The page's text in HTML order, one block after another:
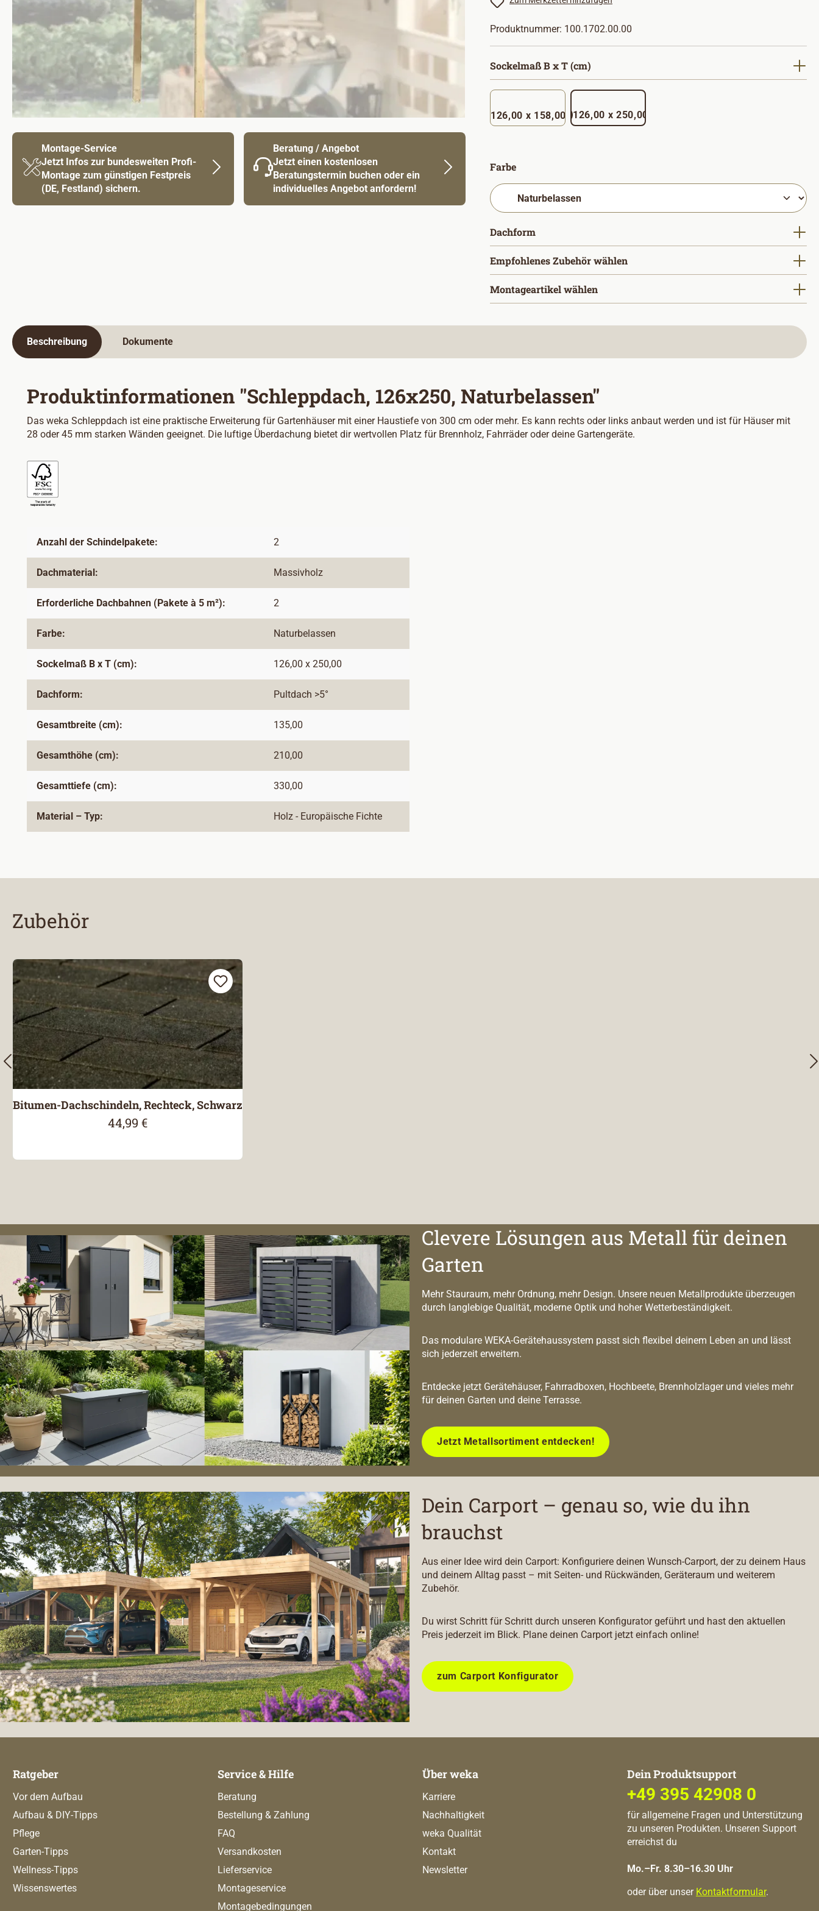
Montage-Service
Jetzt Infos zur bundesweiten Profi-
Montage zum günstigen Festpreis
(DE, Festland) sichern.
Beratung / Angebot
Jetzt einen kostenlosen
Beratungstermin buchen oder ein
individuelles Angebot anfordern!
Produktnummer: 100.1702.00.00
Sockelmaß B x T (cm)
126,00 x 158,00 126,00 x 250,00
Farbeauswählen
Dachform
Empfohlenes Zubehör wählen
Montageartikel wählen
Beschreibung Dokumente
Produktinformationen "Schleppdach, 126x250, Naturbelassen"
Das weka Schleppdach ist eine praktische Erweiterung für Gartenhäuser mit einer Haustiefe von 300 cm oder mehr. Es kann rechts oder links anbaut werden und ist für Häuser mit
28 oder 45 mm starken Wänden geeignet. Die luftige Überdachung bietet dir wertvollen Platz für Brennholz, Fahrräder oder deine Gartengeräte.
Anzahl der Schindelpakete: 2
Dachmaterial: Massivholz
Erforderliche Dachbahnen (Pakete à 5 m²): 2
Farbe: Naturbelassen
Sockelmaß B x T (cm): 126,00 x 250,00
Dachform: Pultdach >5°
Gesamtbreite (cm): 135,00
Gesamthöhe (cm): 210,00
Gesamttiefe (cm): 330,00
Material – Typ: Holz - Europäische Fichte
Zubehör
Bitumen-Dachschindeln, Rechteck, Schwarz
Regulärer Preis:
44,99 €
Clevere Lösungen aus Metall für deinen
Garten
Mehr Stauraum, mehr Ordnung, mehr Design. Unsere neuen Metallprodukte überzeugen
durch langlebige Qualität, moderne Optik und hoher Wetterbeständigkeit.
Das modulare WEKA-Gerätehaussystem passt sich flexibel deinem Leben an und lässt
sich jederzeit erweitern.
Entdecke jetzt Gerätehäuser, Fahrradboxen, Hochbeete, Brennholzlager und vieles mehr
für deinen Garten und deine Terrasse.
Jetzt Metallsortiment entdecken!
Dein Carport – genau so, wie du ihn
brauchst
Aus einer Idee wird dein Carport: Konfiguriere deinen Wunsch-Carport, der zu deinem Haus
und deinem Alltag passt – mit Seiten- und Rückwänden, Geräteraum und weiterem
Zubehör.
Du wirst Schritt für Schritt durch unseren Konfigurator geführt und hast den aktuellen
Preis jederzeit im Blick. Plane deinen Carport jetzt einfach online!
zum Carport Konfigurator
Ratgeber
Vor dem Aufbau
Aufbau & DIY-Tipps
Pflege
Garten-Tipps
Wellness-Tipps
Wissenswertes
Service & Hilfe
Beratung
Bestellung & Zahlung
FAQ
Versandkosten
Lieferservice
Montageservice
Montagebedingungen
Über weka
Karriere
Nachhaltigkeit
weka Qualität
Kontakt
Newsletter
Dein Produktsupport
+49 395 42908 0
für allgemeine Fragen und Unterstützung
zu unseren Produkten. Unseren Support
erreichst du
Mo.–Fr. 8.30–16.30 Uhr
oder über unser Kontaktformular.